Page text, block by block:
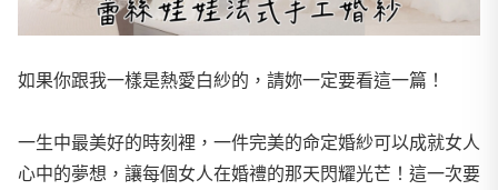
如果你跟我一樣是熱愛白紗的，請妳一定要看這一篇！
一生中最美好的時刻裡，一件完美的命定婚紗可以成就女人
心中的夢想，讓每個女人在婚禮的那天閃耀光芒！這一次要